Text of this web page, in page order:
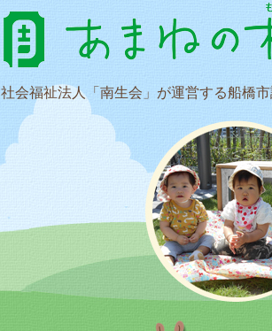
社会福祉法人「南生会」が運営する船橋